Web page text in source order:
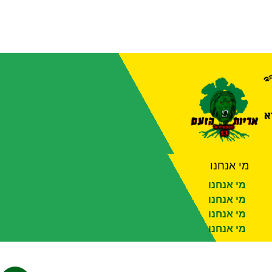
מי אנחנו
מי אנחנו
מי אנחנו
מי אנחנו
מי אנחנו